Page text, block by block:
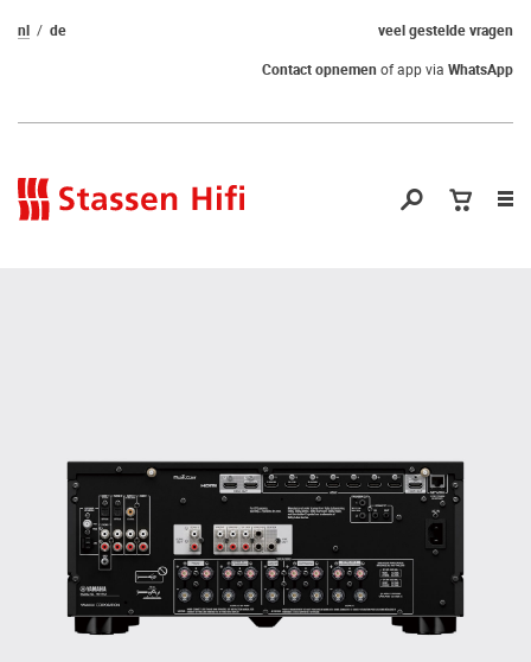
veel gestelde vragen
nl
de
Contact opnemenof app via WhatsApp